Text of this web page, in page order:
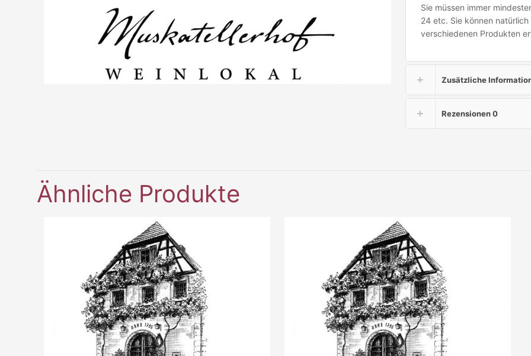
Sie müssen immer
24 etc. Sie können
verschiedenen Produkten
Zusätzliche
Rezensionen0
Ähnliche Produkte